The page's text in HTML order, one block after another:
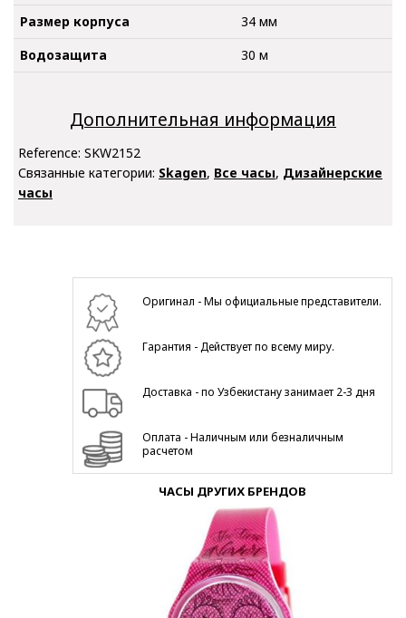
Размер корпуса
34 мм
Водозащита
30 м
Дополнительная информация
Reference: SKW2152
Связанные категории: Skagen, Все часы, Дизайнерские
часы
Оригинал - Мы официальные представители.
Гарантия - Действует по всему миру.
Доставка - по Узбекистану занимает 2-3 дня
Оплата - Наличным или безналичным
расчетом
ЧАСЫ ДРУГИХ БРЕНДОВ